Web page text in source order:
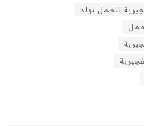
للحمل بولد